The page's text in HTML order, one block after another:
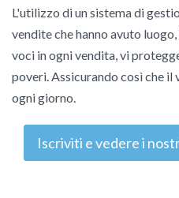
L'utilizzo di un sistema di
vendite che hanno avuto
voci in ogni vendita, vi
poveri. Assicurando così che
ogni giorno.
Iscriviti e vedere i